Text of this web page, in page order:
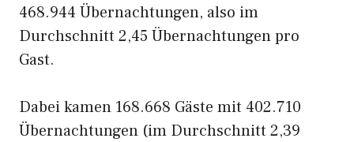
468.944 Übernachtungen, also im
Durchschnitt 2,45 Übernachtungen pro
Gast.
Dabei kamen 168.668 Gäste mit 402.710
Übernachtungen (im Durchschnitt 2,39